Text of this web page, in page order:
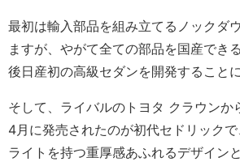
最初は輸入部品を組み立てるノックダ
ますが、やがて全ての部品を国産でき
後日産初の高級セダンを開発することに
そして、ライバルのトヨタ クラウン
4月に発売されたのが初代セドリック
ライトを持つ重厚感あふれるデザイン